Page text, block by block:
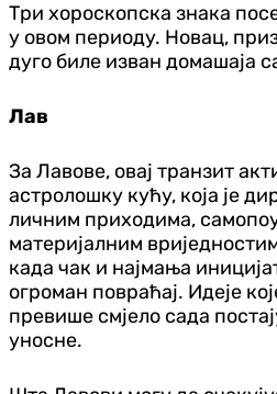
Три хороскопска знака
у овом периоду. Новац,
дуго биле изван домашаја
Лав
За Лавове, овај транзит
астролошку кућу, која је
личним приходима,
материјалним
када чак и најмања
огроман повраћај. Идеје
превише смјело сада
уносне.